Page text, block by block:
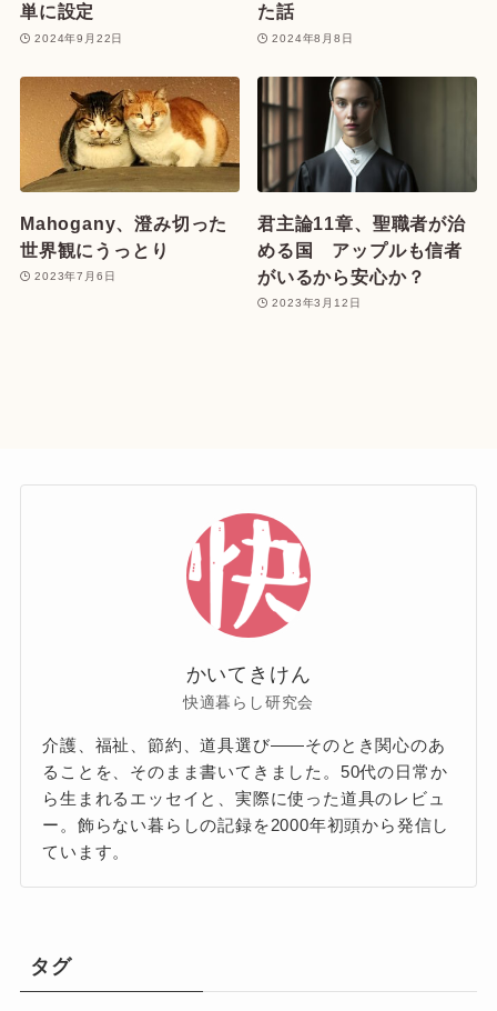
単に設定
2024年9月22日
た話
2024年8月8日
Mahogany、澄み切った
世界観にうっとり
2023年7月6日
君主論11章、聖職者が治
める国 アップルも信者
がいるから安心か？
2023年3月12日
かいてきけん
快適暮らし研究会
介護、福祉、節約、道具選び——そのとき関心のあ
ることを、そのまま書いてきました。50代の日常か
ら生まれるエッセイと、実際に使った道具のレビュ
ー。飾らない暮らしの記録を2000年初頭から発信し
ています。
タグ